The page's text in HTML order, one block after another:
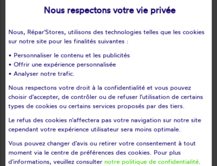
L'abergement-clémenciat
L'abergement-de-varey
Malafretaz
Mantenay-montlin
Manziat
Marboz
Marchamp
Marlieux
Martignat
Massieux
Massignieu-de-rives
Matafelon-granges
Meillonnas
Mérignat
Messimy-sur-saône
Meximieux
Mézériat
Mijoux
Mionnay
Miribel
Nous respectons votre vie privée
Nous, Répar'Stores, utilisons des technologies telles que les cookies
sur notre site pour les finalités suivantes :
• Personnaliser le contenu et les publicités
• Offrir une expérience personnalisée
• Analyser notre trafic.
Nous respectons votre droit à la confidentialité et vous pouvez
choisir d'accepter, de contrôler ou de refuser l'utilisation de certains
types de cookies ou certains services proposés par des tiers.
Le refus des cookies n'affectera pas votre navigation sur notre site
cependant votre expérience utilisateur sera moins optimale.
Vous pouvez changer d'avis ou retirer votre consentement à tout
moment via le centre de préférences des cookies. Pour plus
d'informations, veuillez consulter notre politique de confidentialité.